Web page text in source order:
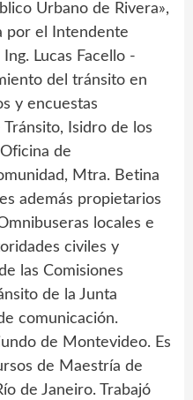
Urbano de Rivera»,
por el Intendente
Lucas Facello -
del tránsito en
y encuestas
Isidro de los
de
Mtra. Betina
además propietarios
locales e
civiles y
las Comisiones
de la Junta
comunicación.
de Montevideo. Es
de Maestría de
de Janeiro. Trabajó